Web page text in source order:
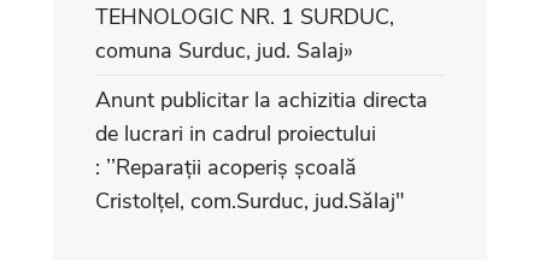
TEHNOLOGIC NR. 1 SURDUC,
comuna Surduc, jud. Salaj»
Anunt publicitar la achizitia directa
de lucrari in cadrul proiectului
: ’’Reparații acoperiș școală
Cristolțel, com.Surduc, jud.Sălaj"